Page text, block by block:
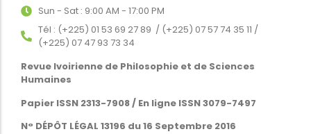
Sun - Sat : 9:00 AM - 17:00 PM
Tél : (+225) 01 53 69 27 89 / (+225) 07 57 74 35 11 /
(+225) 07 47 93 73 34
Revue Ivoirienne de Philosophie et de Sciences
Humaines
Papier ISSN 2313-7908 / En ligne ISSN 3079-7497
N° DÉPÔT LÉGAL 13196 du 16 Septembre 2016